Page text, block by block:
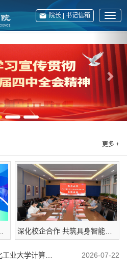
院长 | 书记信箱
展
单
一
张
更多 +
”
深化校企合作 共筑具身智能产
业算力基座——西工大计算机
学院与华睿智普签署合作协议
业大学计算机
2026-07-22